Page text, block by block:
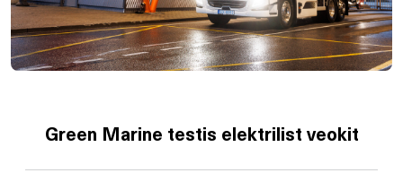
Green Marine testis elektrilist veokit